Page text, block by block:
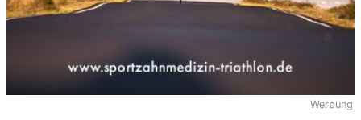
Werbung